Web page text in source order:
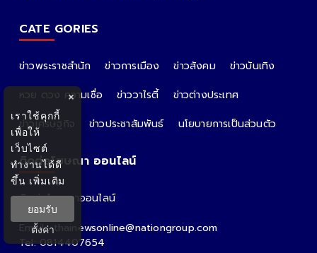
CATE GORIES
ข่าวพระราชสำนัก ข่าวการเมือง ข่าวสังคม
ข่าวบันเทิง
หวย ดวง ความเชื่อ
ข่าววาไรตี้
ข่าวต่างประเทศ
ข่าวเศรษฐกิจ
ข่าวประชาสัมพันธ์ นโยบายการเป็นส่วนตัว
ติดต่อโฆษณา ออนไลน์
ติดต่อโฆษณาออนไลน์
คุณอ้อ
Email : thainewsonline@nationgroup.com
Tel: 0814407654
×
เราใช้คุกกี้
เพื่อให้
เว็บไซต์
ทำงานได้ดี
ขึ้น เพิ่มเติม
ยอมรับ
ตั้งค่า